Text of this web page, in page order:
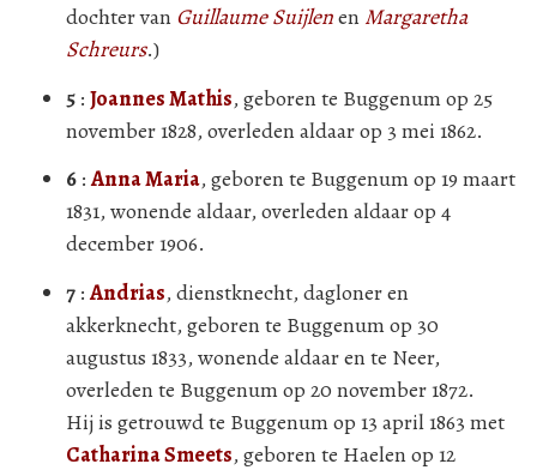
dochter van Guillaume Suijlenen Margaretha
Schreurs.)
5 : Joannes Mathis, geboren te Buggenum op 25
november 1828, overleden aldaar op 3 mei 1862.
6 :Anna Maria, geboren te Buggenum op 19 maart
1831, wonende aldaar, overleden aldaar op 4
december 1906.
7 :Andrias, dienstknecht, dagloner en
akkerknecht, geboren te Buggenum op 30
augustus 1833, wonende aldaar en te Neer,
overleden te Buggenum op 20 november 1872.
Hij is getrouwd te Buggenum op 13 april 1863 met
Catharina Smeets, geboren te Haelen op 12